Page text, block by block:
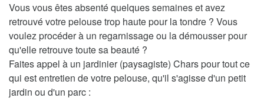
Vous vous êtes absenté quelques semaines et avez
retrouvé votre pelouse trop haute pour la tondre ? Vous
voulez procéder à un regarnissage ou la démousser pour
qu'elle retrouve toute sa beauté ?
Faites appel à un jardinier (paysagiste) Chars pour tout ce
qui est entretien de votre pelouse, qu'il s'agisse d'un petit
jardin ou d'un parc :